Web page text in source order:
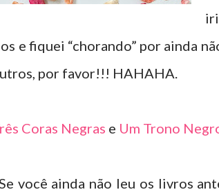
e fiquei “chorando” por ainda
por favor!!! HAHAHA.
Coras Negras e Um Trono
você ainda não leu os livros